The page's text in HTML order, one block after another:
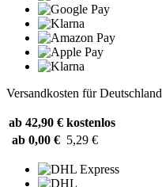
Versandkosten für Deutschland
ab 42,90 € kostenlos
ab 0,00 € 5,29 €